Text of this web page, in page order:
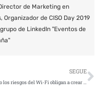
de Marketing en
de CISO Day 2019
de LinkedIn "Eventos de
SEGUE
Cuando los riesgos del Wi-Fi obligan a crear un estándar wireless común en todo el mundo